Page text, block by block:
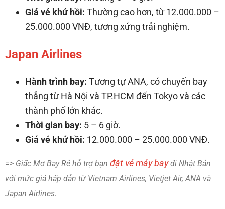
Giá vé khứ hồi: Thường cao hơn, từ 12.000.000 –
25.000.000 VNĐ, tương xứng trải nghiệm.
Japan Airlines
Hành trình bay: Tương tự ANA, có chuyến bay
thẳng từ Hà Nội và TP.HCM đến Tokyo và các
thành phố lớn khác.
Thời gian bay: 5 – 6 giờ.
Giá vé khứ hồi: 12.000.000 – 25.000.000 VNĐ.
=> Giấc Mơ Bay Rẻ hỗ trợ bạn đặt vé máy bayđi Nhật Bản
với mức giá hấp dẫn từ Vietnam Airlines, Vietjet Air, ANA và
Japan Airlines.